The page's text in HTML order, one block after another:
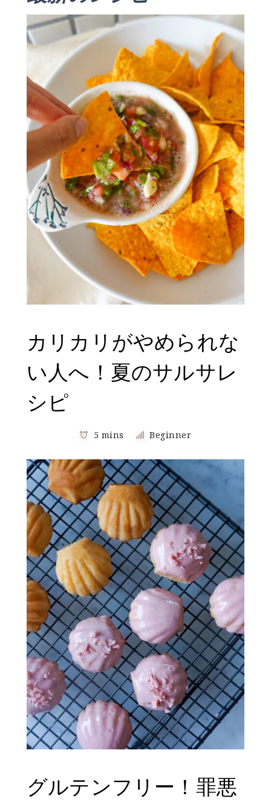
カリカリがやめられな
い人へ！夏のサルサレ
シピ
5 mins Beginner
グルテンフリー！罪悪